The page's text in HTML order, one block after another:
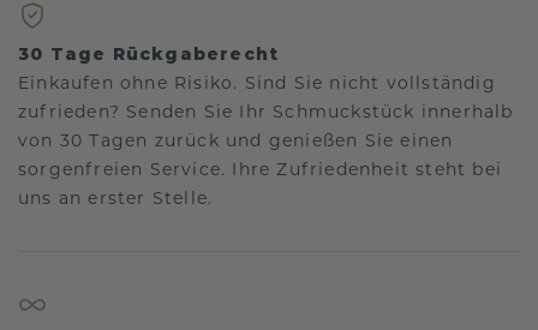
30 Tage Rückgaberecht
Einkaufen ohne Risiko. Sind Sie nicht vollständig
zufrieden? Senden Sie Ihr Schmuckstück innerhalb
von 30 Tagen zurück und genießen Sie einen
sorgenfreien Service. Ihre Zufriedenheit steht bei
uns an erster Stelle.